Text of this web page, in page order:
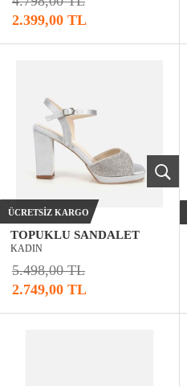
2.399,00 TL
TOPUKLU SANDALET
KADIN
5.498,00 TL
2.749,00 TL
ÜCRETSIZ KARGO